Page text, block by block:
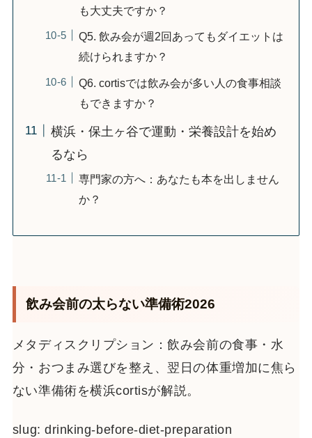
も大丈夫ですか？
Q5. 飲み会が週2回あってもダイエットは
続けられますか？
Q6. cortisでは飲み会が多い人の食事相談
もできますか？
横浜・保土ヶ谷で運動・栄養設計を始め
るなら
専門家の方へ：あなたも本を出しません
か？
飲み会前の太らない準備術2026
メタディスクリプション：飲み会前の食事・水
分・おつまみ選びを整え、翌日の体重増加に焦ら
ない準備術を横浜cortisが解説。
slug: drinking-before-diet-preparation